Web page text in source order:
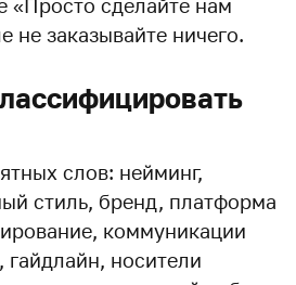
«Просто сделайте нам
не заказывайте ничего.
слов: нейминг,
стиль, бренд, платформа
коммуникации
гайдлайн, носители